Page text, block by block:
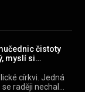
na
131421a9-
čistoty
myslí si
církvi. Jedná
raději nechaly